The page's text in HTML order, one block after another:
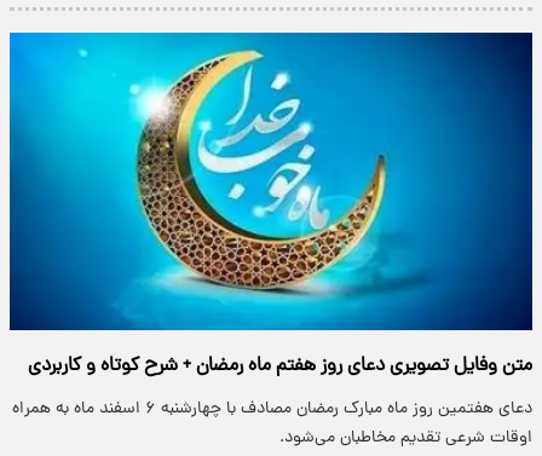
متن وفایل تصویری دعای روز هفتم ماه رمضان + شرح کوتاه و کاربردی
دعای هفتمین روز ماه مبارک رمضان مصادف با چهارشنبه ۶ اسفند ماه به همراه
اوقات شرعی تقدیم مخاطبان می‌شود.